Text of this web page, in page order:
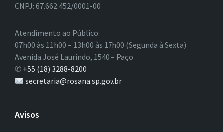
CNPJ: 67.662.452/0001-00
Atendimento ao Público:
07h00 às 11h00 – 13h00 às 17h00 (Segunda à Sexta)
Avenida José Laurindo, 1540 – Paço
✆ +55 (18) 3288-8200
secretaria@rosana.sp.gov.br
Avisos